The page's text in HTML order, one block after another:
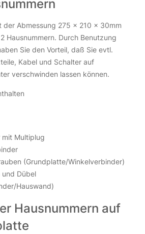
der Abmessung 275 x 210 x 30mm
Hausnummern. Durch Benutzung
Sie den Vorteil, daß Sie evtl.
Kabel und Schalter auf
verschwinden lassen können.
Multiplug
(Grundplatte/Winkelverbinder)
Dübel
Hauswand)
Hausnummern auf